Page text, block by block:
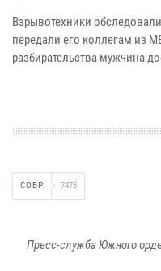
Взрывотехники
передали его коллегам из
разбирательства мужчина
СОБР 7476
Пресс-служба Южного